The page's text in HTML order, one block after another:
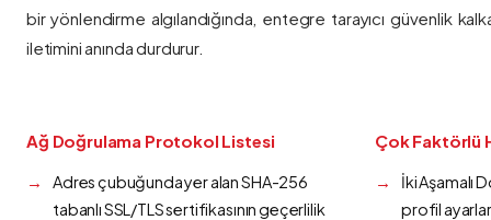
bir yönlendirme algılandığında, entegre tarayıcı güvenlik
iletimini anında durdurur.
Ağ Doğrulama Protokol Listesi
Adres çubuğunda yer alan SHA-256
tabanlı SSL/TLS sertifikasının geçerlilik
Çok Faktörlü
İki Aşamalı
profil